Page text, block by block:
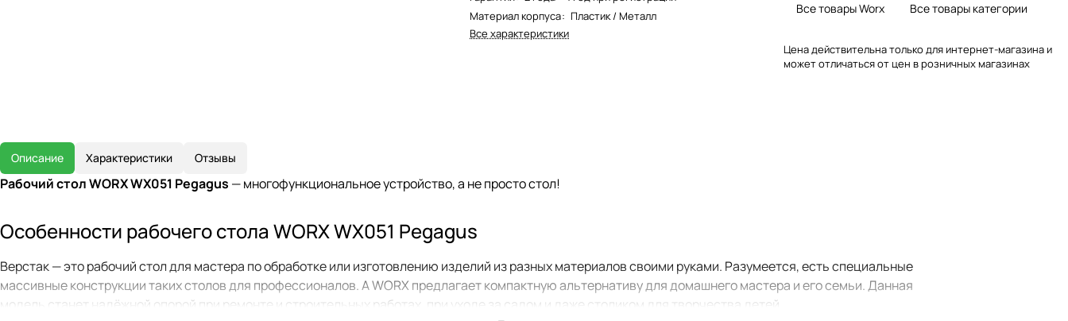
Материал корпуса: Пластик / Металл
Все характеристики
Все товары Worx Все товары категории
Цена действительна только для интернет-магазина и
может отличаться от цен в розничных магазинах
Описание Характеристики Отзывы
Рабочий стол WORX WX051 Pegagus — многофункциональное устройство, а не просто стол!
Особенности рабочего стола WORX WX051 Pegagus
Верстак — это рабочий стол для мастера по обработке или изготовлению изделий из разных материалов своими руками. Разумеется, есть специальные
массивные конструкции таких столов для профессионалов. А WORX предлагает компактную альтернативу для домашнего мастера и его семьи. Данная
модель станет надёжной опорой при ремонте и строительных работах, при уходе за садом и даже столиком для творчества детей.